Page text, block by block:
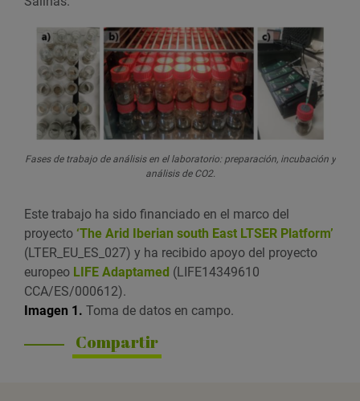
Fases de trabajo de análisis en el laboratorio: preparación, incubación y
análisis de CO2.
Este trabajo ha sido financiado en el marco del
proyecto ‘The Arid Iberian south East LTSER Platform’
(LTER_EU_ES_027) y ha recibido apoyo del proyecto
europeo LIFE Adaptamed (LIFE14349610
CCA/ES/000612).
Imagen 1. Toma de datos en campo.
Compartir